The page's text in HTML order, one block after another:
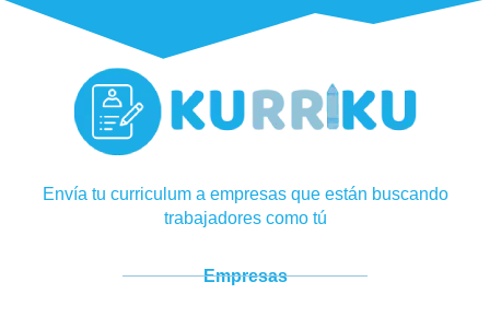
Envía tu curriculum a empresas que están buscando
trabajadores como tú
Empresas